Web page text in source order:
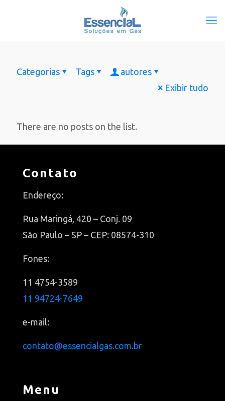
Categorias Tags
autores
Exibir tudo
There are no posts on the list.
Contato
Endereço:
Rua Maringá, 420 – Conj. 09
São Paulo – SP – CEP: 08574-310
Fones:
11 4754-3589
11 94724-7649
e-mail:
contato@essencialgas.com.br
Menu